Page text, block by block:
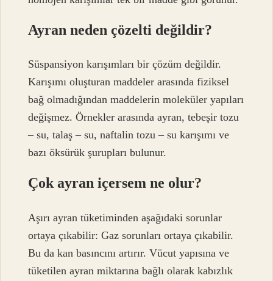
Ayran neden çözelti değildir?
Süspansiyon karışımları bir çözüm değildir.
Karışımı oluşturan maddeler arasında fiziksel
bağ olmadığından maddelerin moleküler yapıları
değişmez. Örnekler arasında ayran, tebeşir tozu
– su, talaş – su, naftalin tozu – su karışımı ve
bazı öksürük şurupları bulunur.
Çok ayran içersem ne olur?
Aşırı ayran tüketiminden aşağıdaki sorunlar
ortaya çıkabilir: Gaz sorunları ortaya çıkabilir.
Bu da kan basıncını artırır. Vücut yapısına ve
tüketilen ayran miktarına bağlı olarak kabızlık